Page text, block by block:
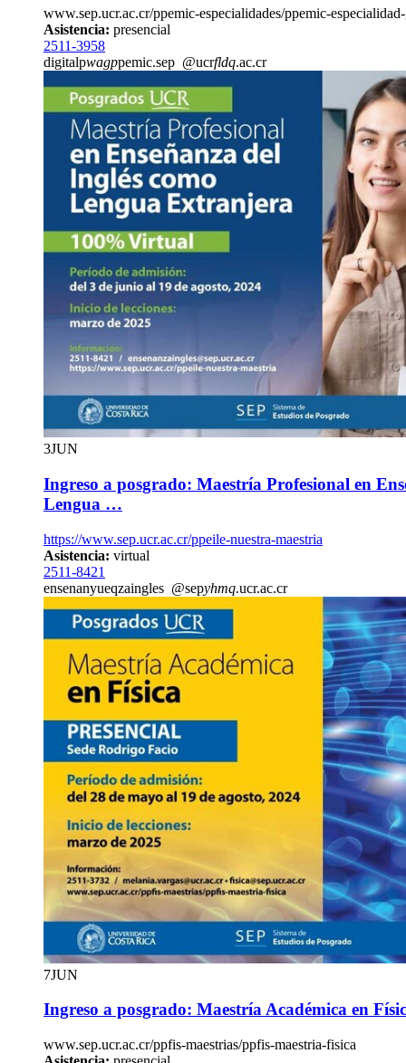
www.sep.ucr.ac.cr/ppemic-especialidades/ppemic-
Asistencia: presencial
2511-3958
digitalpwagppemic.sep @ucrfldq.ac.cr
3JUN
Ingreso a posgrado: Maestría Profesional en
Lengua …
https://www.sep.ucr.ac.cr/ppeile-nuestra-maestria
Asistencia: virtual
2511-8421
ensenanyueqzaingles @sepyhmq.ucr.ac.cr
7JUN
Ingreso a posgrado: Maestría Académica en
www.sep.ucr.ac.cr/ppfis-maestrias/ppfis-maestria-fisica